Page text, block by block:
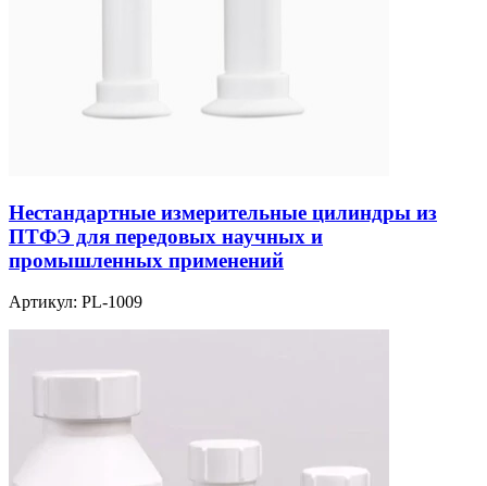
Нестандартные измерительные цилиндры из
ПТФЭ для передовых научных и
промышленных применений
Артикул: PL-1009